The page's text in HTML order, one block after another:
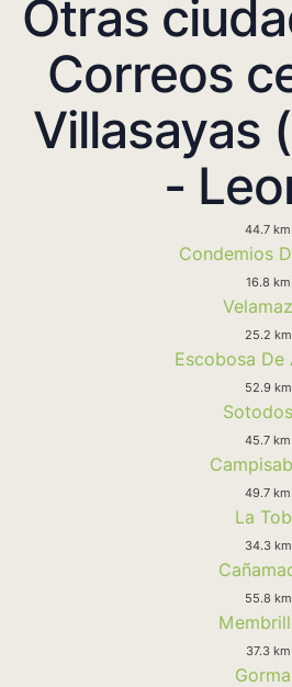
Otras
Correos
Villasayas
-
44.7 km
Condemios
16.8 km
25.2 km
Escobosa De
52.9 km
45.7 km
49.7 km
La
34.3 km
55.8 km
37.3 km